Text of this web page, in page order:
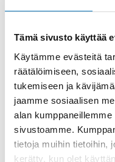
Tämä sivusto käyttää
Käytämme evästeitä
räätälöimiseen,
tukemiseen ja
jaamme sosiaalisen
alan
sivustoamme.
tietoja muihin tietoihin,
kerätty, kun olet